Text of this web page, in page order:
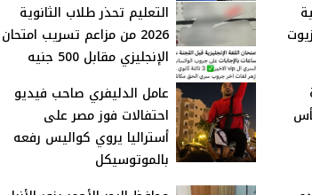
التعليم تحذر طلاب الثانوية
2026 من مزاعم تسريب امتحان
الإنجليزي مقابل 500 جنيه
عامل الدليفري صاحب فيديو
احتفالات فوز مصر على
أستراليا يروي كواليس رفعه
بالموتوسيكل